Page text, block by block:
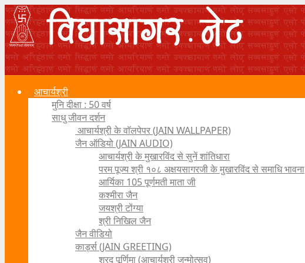
आचार्यश्री
मुनि दीक्षा : 50 वर्ष
साधु जीवन दर्शन
आचार्यश्री के वॉलपेपर (JAIN WALLPAPER)
जैन ऑडियो (JAIN AUDIO)
आचार्यश्री के मुखारविंद से सुनें शांतिधारा
परम पूज्य श्री १०८ अक्षयसागरजी के मुखारविंद से समाधि भावना
आर्यिका 105 पूर्णमती माता जी
कश्मीरा जैन
जयश्री टोंग्या
श्री निखिल जैन
जैन वीडियो
कार्ड्स (JAIN GREETING)
शरद पूर्णिमा (आचार्यश्री जन्मोत्सव)